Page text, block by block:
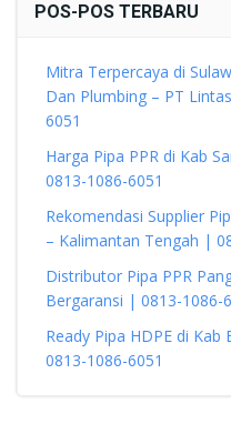
POS-POS TERBARU
Mitra Terpercaya di
Dan Plumbing – PT
6051
Harga Pipa PPR di Kab
0813-1086-6051
Rekomendasi Supplier
– Kalimantan Tengah |
Distributor Pipa PPR
Bergaransi | 0813-1086-
Ready Pipa HDPE di
0813-1086-6051